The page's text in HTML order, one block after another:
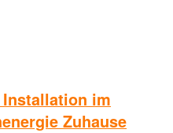
im
Zuhause